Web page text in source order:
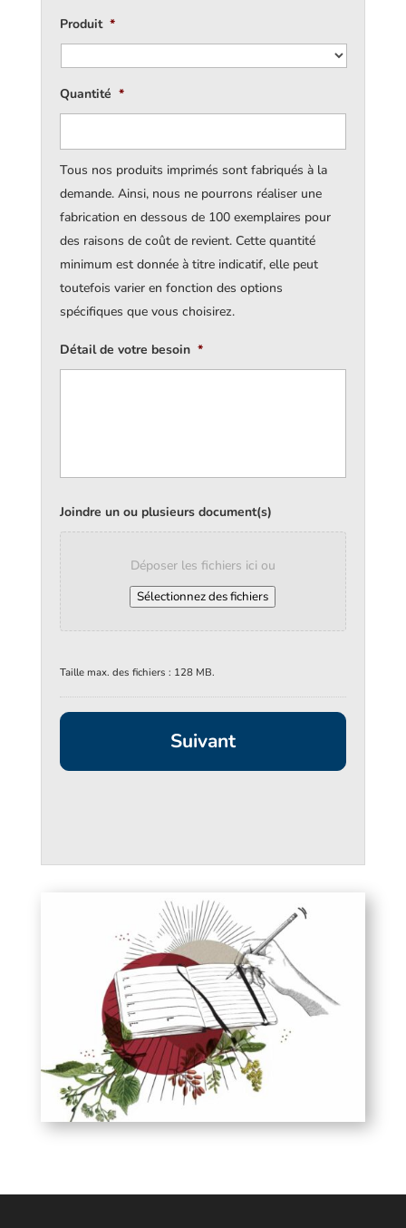
Produit *
Quantité *
Tous nos produits imprimés sont fabriqués à la
demande. Ainsi, nous ne pourrons réaliser une
fabrication en dessous de 100 exemplaires pour
des raisons de coût de revient. Cette quantité
minimum est donnée à titre indicatif, elle peut
toutefois varier en fonction des options
spécifiques que vous choisirez.
Détail de votre besoin *
Joindre un ou plusieurs document(s)
Déposer les fichiers ici ou
Sélectionnez des fichiers
Taille max. des fichiers : 128 MB.